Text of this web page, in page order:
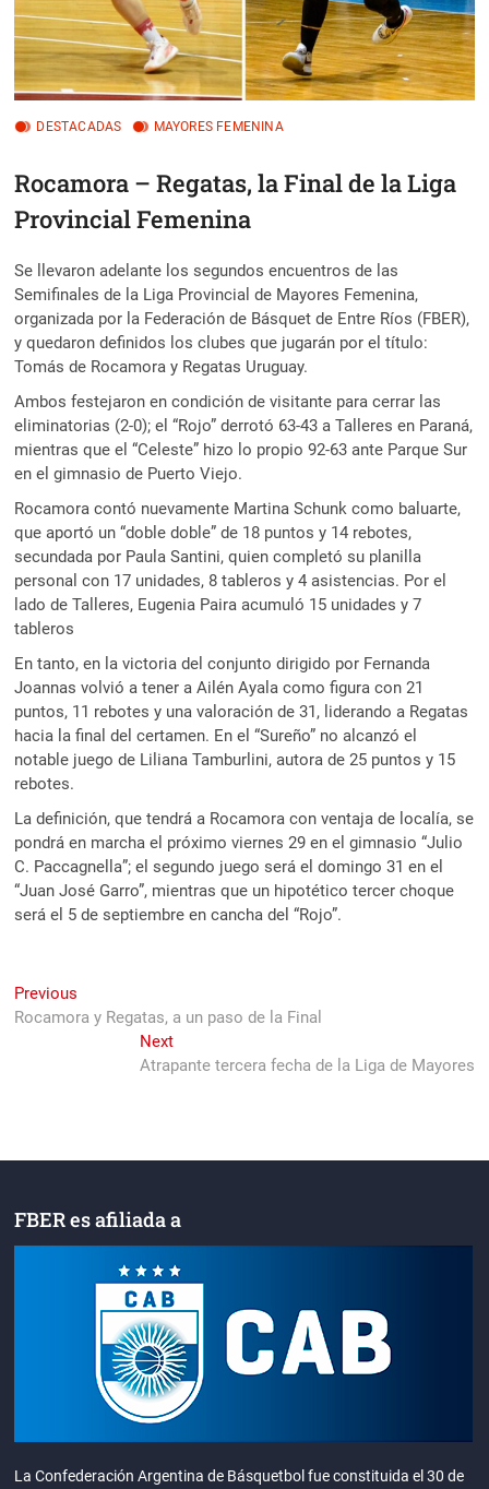
DESTACADAS MAYORES FEMENINA
Rocamora – Regatas, la Final de la Liga
Provincial Femenina
Se llevaron adelante los segundos encuentros de las
Semifinales de la Liga Provincial de Mayores Femenina,
organizada por la Federación de Básquet de Entre Ríos (FBER),
y quedaron definidos los clubes que jugarán por el título:
Tomás de Rocamora y Regatas Uruguay.
Ambos festejaron en condición de visitante para cerrar las
eliminatorias (2-0); el “Rojo” derrotó 63-43 a Talleres en Paraná,
mientras que el “Celeste” hizo lo propio 92-63 ante Parque Sur
en el gimnasio de Puerto Viejo.
Rocamora contó nuevamente Martina Schunk como baluarte,
que aportó un “doble doble” de 18 puntos y 14 rebotes,
secundada por Paula Santini, quien completó su planilla
personal con 17 unidades, 8 tableros y 4 asistencias. Por el
lado de Talleres, Eugenia Paira acumuló 15 unidades y 7
tableros
En tanto, en la victoria del conjunto dirigido por Fernanda
Joannas volvió a tener a Ailén Ayala como figura con 21
puntos, 11 rebotes y una valoración de 31, liderando a Regatas
hacia la final del certamen. En el “Sureño” no alcanzó el
notable juego de Liliana Tamburlini, autora de 25 puntos y 15
rebotes.
La definición, que tendrá a Rocamora con ventaja de localía, se
pondrá en marcha el próximo viernes 29 en el gimnasio “Julio
C. Paccagnella”; el segundo juego será el domingo 31 en el
“Juan José Garro”, mientras que un hipotético tercer choque
será el 5 de septiembre en cancha del “Rojo”.
Navegación
de
Previous
post:
Rocamora y Regatas, a un paso de la Final
NextNext
post:
Atrapante tercera fecha de la Liga de Mayores
FBER es afiliada a
La Confederación Argentina de Básquetbol fue constituida el 30 de